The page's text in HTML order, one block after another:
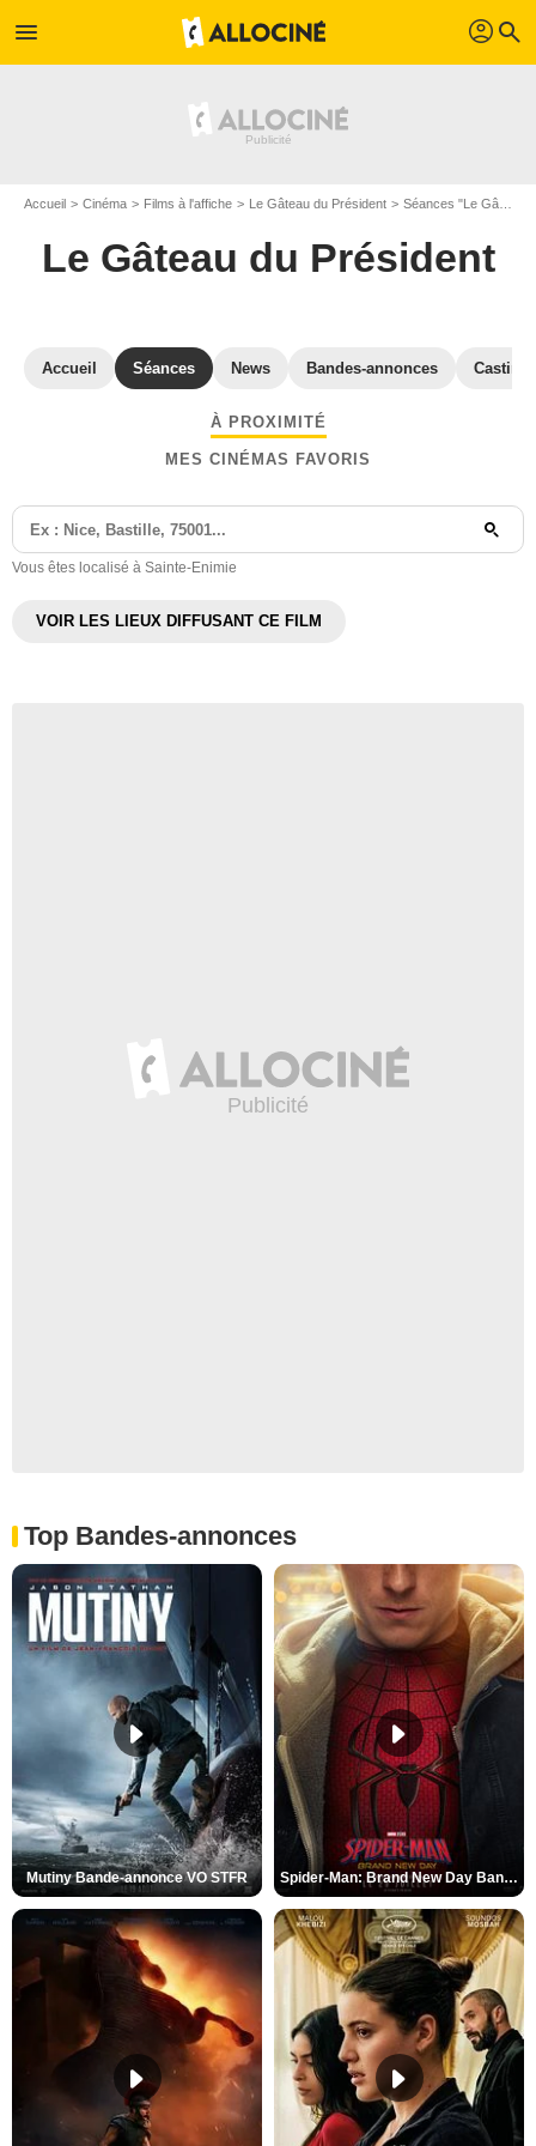
menu profil search
Accueil Cinéma Films à l'affiche Le Gâteau du Président Séances "Le Gâteau du Président" Lozère
Le Gâteau du Président
Accueil Séances News Bandes-annonces Casting
À PROXIMITÉ
MES CINÉMAS FAVORIS
Vous êtes localisé à Sainte-Enimie
VOIR LES LIEUX DIFFUSANT CE FILM
Top Bandes-annonces
Mutiny Bande-annonce VO STFR Spider-Man: Brand New Day Bande-annonce VO STFR